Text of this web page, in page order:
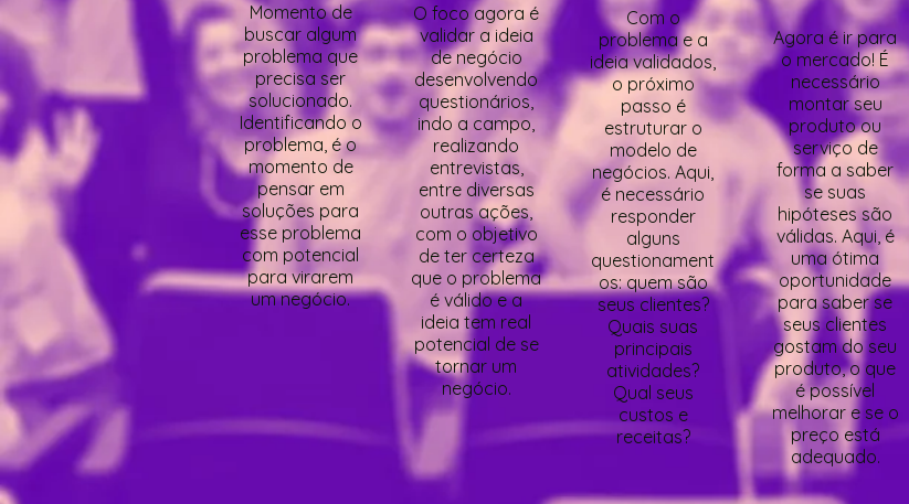
Momento de
buscar algum
problema que
precisa ser
solucionado.
Identificando o
problema, é o
momento de
pensar em
soluções para
esse problema
com potencial
para virarem
um negócio.
O foco agora é
validar a ideia
de negócio
desenvolvendo
questionários,
indo a campo,
realizando
entrevistas,
entre diversas
outras ações,
com o objetivo
de ter certeza
que o problema
é válido e a
ideia tem real
potencial de se
tornar um
negócio.
Com o
problema e a
ideia validados,
o próximo
passo é
estruturar o
modelo de
negócios. Aqui,
é necessário
responder
alguns
questionament
os: quem são
seus clientes?
Quais suas
principais
atividades?
Qual seus
custos e
receitas?
Agora é ir para
o mercado! É
necessário
montar seu
produto ou
serviço de
forma a saber
se suas
hipóteses são
válidas. Aqui, é
uma ótima
oportunidade
para saber se
seus clientes
gostam do seu
produto, o que
é possível
melhorar e se o
preço está
adequado.